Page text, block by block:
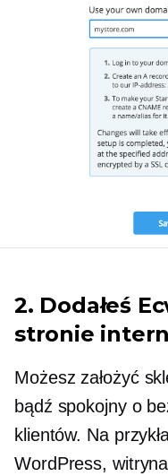
2. Dodałeś
stronie
Możesz założyć
bądź spokojny o
klientów. Na
WordPress,